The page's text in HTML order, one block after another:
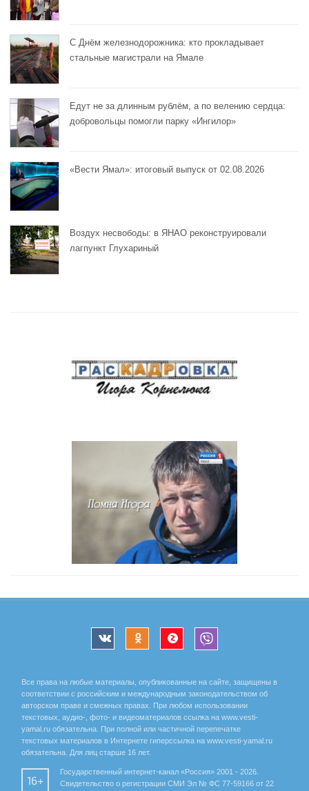
С Днём железнодорожника: кто прокладывает
стальные магистрали на Ямале
Едут не за длинным рублём, а по велению сердца:
добровольцы помогли парку «Ингилор»
«Вести Ямал»: итоговый выпуск от 02.08.2026
Воздух несвободы: в ЯНАО реконструировали
лагпункт Глухариный
Все права на любые материалы, опубликованные на сайте, защищены в
соответствии с российским и международным законодательством об
авторском праве и смежных правах. При любом использовании
текстовых, аудио-, фото- и видеоматериалов ссылка на www.vesti-
yamal.ru обязательна. При полной или частичной перепечатке
текстовых материалов в Интернете гиперссылка на www.vesti-yamal.ru
обязательна. Для лиц старше 16 лет.
16+
Государственный интернет-канал «Россия» 2001 - 2026.
Свидетельство о регистрации СМИ Эл № ФС 77-59166 от 22